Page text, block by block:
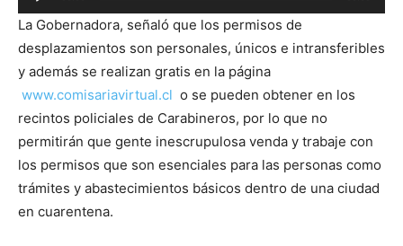
de
audio
La Gobernadora, señaló que los permisos de
desplazamientos son personales, únicos e intransferibles
y además se realizan gratis en la página
www.comisariavirtual.cl o se pueden obtener en los
recintos policiales de Carabineros, por lo que no
permitirán que gente inescrupulosa venda y trabaje con
los permisos que son esenciales para las personas como
trámites y abastecimientos básicos dentro de una ciudad
en cuarentena.